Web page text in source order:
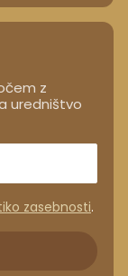
z
uredništvo
zasebnosti.